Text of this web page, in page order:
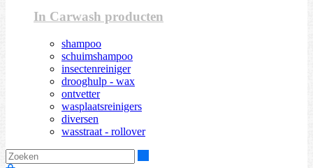
In Carwash producten
shampoo
schuimshampoo
insectenreiniger
drooghulp - wax
ontvetter
wasplaatsreinigers
diversen
wasstraat - rollover